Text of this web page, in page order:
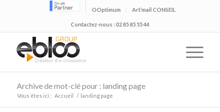
OOptimum Art’mail CONSEIL
Contactez-nous : 02 85 85 55 44
Archive de mot-clé pour : landing page
Vous êtes ici : Accueil / landing page